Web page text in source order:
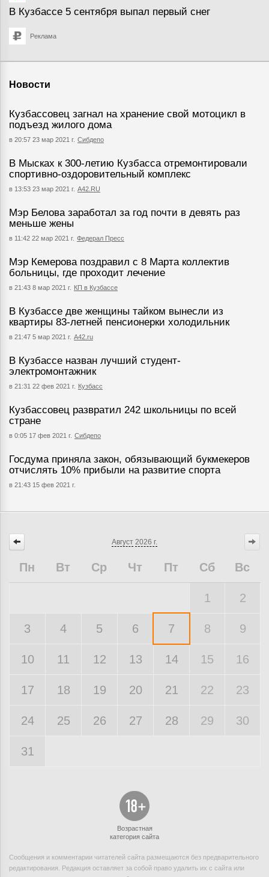
В Кузбассе 5 сентября выпал первый снег
Реклама
Новости
Кузбассовец загнал на хранение свой мотоцикл в
подъезд жилого дома
в 20:57 23 мар 2021 г. Сибдепо
В Мысках к 300-летию Кузбасса отремонтировали
спортивно-оздоровительный комплекс
в 13:53 23 мар 2021 г. А42.RU
Мэр Белова заработал за год почти в девять раз
меньше жены
в 11:42 22 мар 2021 г. Федерал Пресс
Мэр Кемерова поздравил с 8 Марта коллектив
больницы, где проходит лечение
в 21:43 8 мар 2021 г. КП в Кузбассе
В Кузбассе две женщины тайком вынесли из
квартиры 83-летней пенсионерки холодильник
в 21:47 5 мар 2021 г. А42.ru
В Кузбассе назван лучший студент-
электромонтажник
в 21:31 22 фев 2021 г. Кузбасс
Кузбассовец развратил 242 школьницы по всей
стране
в 0:05 17 фев 2021 г. Сибдепо
Госдума приняла закон, обязывающий букмекеров
отчислять 10% прибыли на развитие спорта
в 21:43 15 фев 2021 г.
Август 2026 г.
Пн Вт Ср Чт Пт Сб Вс
1 2
3 4 5 6 7 8 9
10 11 12 13 14 15 16
17 18 19 20 21 22 23
24 25 26 27 28 29 30
31
Возрастная
категория сайта
Сообщения и комментарии читателей сайта размещаются без предварительного
редактирования. Редакция оставляет за собой право удалить их с сайта или